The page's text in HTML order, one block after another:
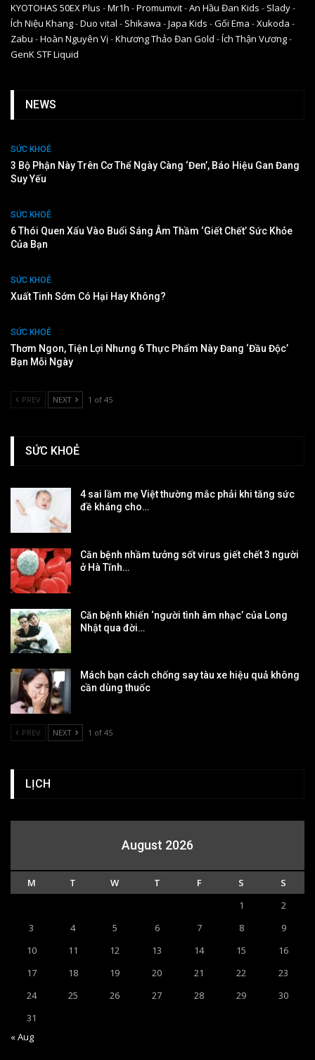
KYOTOHAS 50EX Plus -Mr1h -Promumvit-An Hầu Đan Kids - Slady-
Ích Niệu Khang-Duo vital - Shikawa -Japa Kids -Gối Ema -Xukoda -
Zabu -Hoàn Nguyên Vị-Khương Thảo Đan Gold -Ích Thận Vương-
GenK STF Liquid
NEWS
SỨC KHOẺ
3 Bộ Phận Này Trên Cơ Thể Ngày Càng ‘đen’, Báo Hiệu Gan Đang
Suy Yếu
SỨC KHOẺ
6 Thói Quen Xấu Vào Buổi Sáng Âm Thầm ‘giết Chết’ Sức Khỏe
Của Bạn
SỨC KHOẺ
Xuất Tinh Sớm Có Hại Hay Không?
SỨC KHOẺ
Thơm Ngon, Tiện Lợi Nhưng 6 Thực Phẩm Này Đang ‘đầu Độc’
Bạn Mỗi Ngày
PREV NEXT 1 of 45
SỨC KHOẺ
4 sai lầm mẹ Việt thường mắc phải khi tăng sức
đề kháng cho…
Căn bệnh nhầm tưởng sốt virus giết chết 3 người
ở Hà Tĩnh…
Căn bệnh khiến ‘người tình âm nhạc’ của Long
Nhật qua đời…
Mách bạn cách chống say tàu xe hiệu quả không
cần dùng thuốc
PREV NEXT 1 of 45
LỊCH
August 2026
M T W T F S
S
1
2
3
4 5 6 7 8
9
10
11 12 13 14 15
16
17
18 19 20 21 22
23
24
25 26 27 28 29
30
31
« Aug